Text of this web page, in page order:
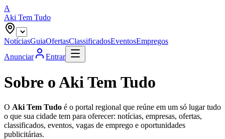
A
Aki Tem Tudo
NotíciasGuiaOfertasClassificadosEventosEmpregos
Anunciar
Entrar
Sobre o Aki Tem Tudo
O Aki Tem Tudo é o portal regional que reúne em um só lugar tudo
o que sua cidade tem para oferecer: notícias, empresas, ofertas,
classificados, eventos, vagas de emprego e oportunidades
publicitárias.